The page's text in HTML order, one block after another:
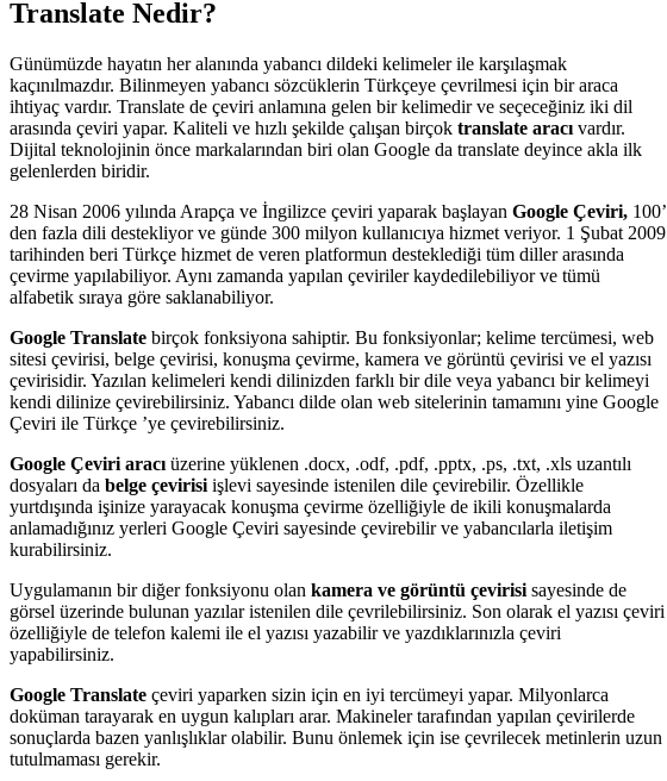
Translate Nedir?
Günümüzde hayatın her alanında yabancı dildeki kelimeler ile karşılaşmak
kaçınılmazdır. Bilinmeyen yabancı sözcüklerin Türkçeye çevrilmesi için bir araca
ihtiyaç vardır. Translate de çeviri anlamına gelen bir kelimedir ve seçeceğiniz iki dil
arasında çeviri yapar. Kaliteli ve hızlı şekilde çalışan birçok translate aracı vardır.
Dijital teknolojinin önce markalarından biri olan Google da translate deyince akla ilk
gelenlerden biridir.
28 Nisan 2006 yılında Arapça ve İngilizce çeviri yaparak başlayan Google Çeviri, 100’
den fazla dili destekliyor ve günde 300 milyon kullanıcıya hizmet veriyor. 1 Şubat 2009
tarihinden beri Türkçe hizmet de veren platformun desteklediği tüm diller arasında
çevirme yapılabiliyor. Aynı zamanda yapılan çeviriler kaydedilebiliyor ve tümü
alfabetik sıraya göre saklanabiliyor.
Google Translate birçok fonksiyona sahiptir. Bu fonksiyonlar; kelime tercümesi, web
sitesi çevirisi, belge çevirisi, konuşma çevirme, kamera ve görüntü çevirisi ve el yazısı
çevirisidir. Yazılan kelimeleri kendi dilinizden farklı bir dile veya yabancı bir kelimeyi
kendi dilinize çevirebilirsiniz. Yabancı dilde olan web sitelerinin tamamını yine Google
Çeviri ile Türkçe ’ye çevirebilirsiniz.
Google Çeviri aracı üzerine yüklenen .docx, .odf, .pdf, .pptx, .ps, .txt, .xls uzantılı
dosyaları da belge çevirisi işlevi sayesinde istenilen dile çevirebilir. Özellikle
yurtdışında işinize yarayacak konuşma çevirme özelliğiyle de ikili konuşmalarda
anlamadığınız yerleri Google Çeviri sayesinde çevirebilir ve yabancılarla iletişim
kurabilirsiniz.
Uygulamanın bir diğer fonksiyonu olan kamera ve görüntü çevirisi sayesinde de
görsel üzerinde bulunan yazılar istenilen dile çevrilebilirsiniz. Son olarak el yazısı çeviri
özelliğiyle de telefon kalemi ile el yazısı yazabilir ve yazdıklarınızla çeviri
yapabilirsiniz.
Google Translate çeviri yaparken sizin için en iyi tercümeyi yapar. Milyonlarca
doküman tarayarak en uygun kalıpları arar. Makineler tarafından yapılan çevirilerde
sonuçlarda bazen yanlışlıklar olabilir. Bunu önlemek için ise çevrilecek metinlerin uzun
tutulmaması gerekir.